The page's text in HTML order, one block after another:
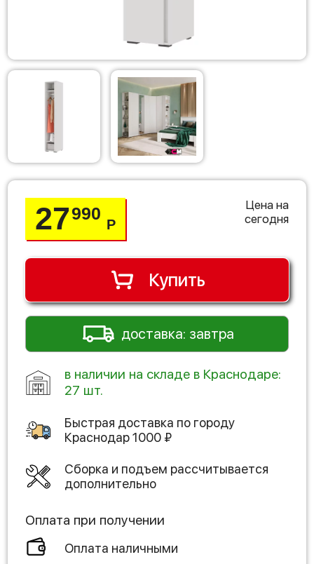
27990
Р
Цена на
сегодня
Купить
доставка: завтра
в наличии на складе в Краснодаре:
27 шт.
Быстрая доставка по городу
Краснодар1000 ₽
Сборка и подъем рассчитывается
дополнительно
Оплата при получении
Оплата наличными